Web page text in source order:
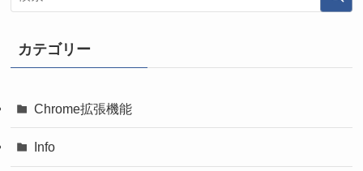
カテゴリー
Chrome拡張機能
Info